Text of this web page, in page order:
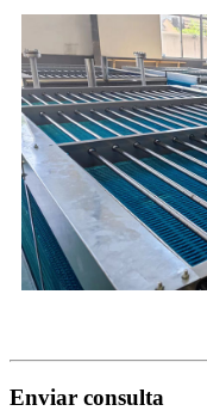
Enviar consulta